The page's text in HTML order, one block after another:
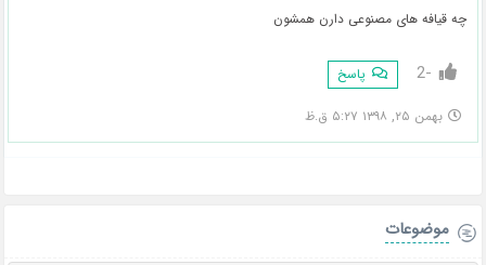
چه قیافه های مصنوعی دارن همشون
-2 پاسخ
بهمن ۲۵, ۱۳۹۸ ۵:۲۷ ق.ظ
موضوعات